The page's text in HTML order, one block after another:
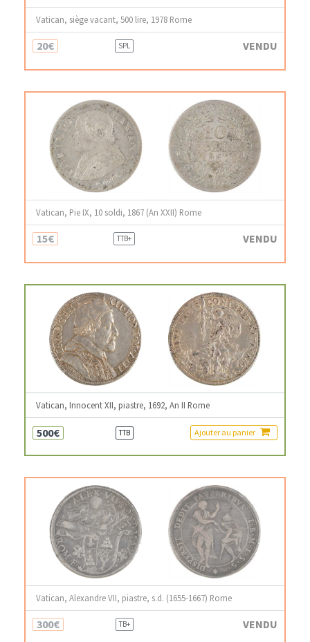
Vatican, siège vacant, 500 lire, 1978 Rome
20€ SPL VENDU
Vatican, Pie IX, 10 soldi, 1867 (An XXII) Rome
15€ TTB+ VENDU
Vatican, Innocent XII, piastre, 1692, An II Rome
500€ TTB Ajouter au panier
Vatican, Alexandre VII, piastre, s.d. (1655-1667) Rome
300€ TB+ VENDU